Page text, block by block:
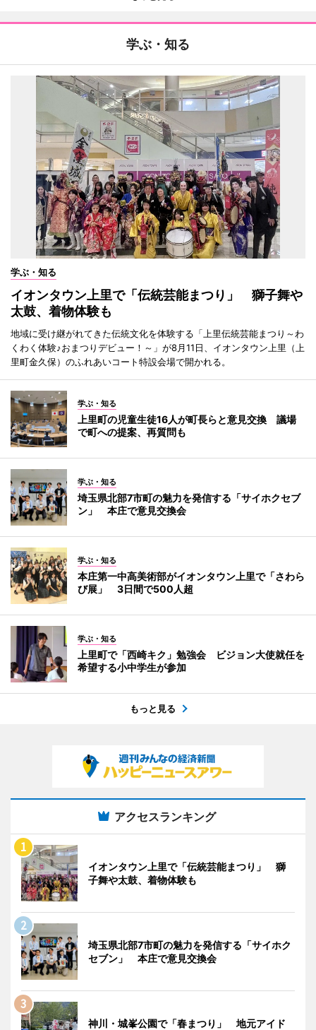
学ぶ・知る
学ぶ・知る
イオンタウン上里で「伝統芸能まつり」 獅子舞や
太鼓、着物体験も
地域に受け継がれてきた伝統文化を体験する「上里伝統芸能まつり～わ
くわく体験♪おまつりデビュー！～」が8月11日、イオンタウン上里（上
里町金久保）のふれあいコート特設会場で開かれる。
学ぶ・知る
上里町の児童生徒16人が町長らと意見交換 議場
で町への提案、再質問も
学ぶ・知る
埼玉県北部7市町の魅力を発信する「サイホクセブ
ン」 本庄で意見交換会
学ぶ・知る
本庄第一中高美術部がイオンタウン上里で「さわら
び展」 3日間で500人超
学ぶ・知る
上里町で「西崎キク」勉強会 ビジョン大使就任を
希望する小中学生が参加
もっと見る
アクセスランキング
イオンタウン上里で「伝統芸能まつり」 獅
子舞や太鼓、着物体験も
埼玉県北部7市町の魅力を発信する「サイホク
セブン」 本庄で意見交換会
神川・城峯公園で「春まつり」 地元アイド